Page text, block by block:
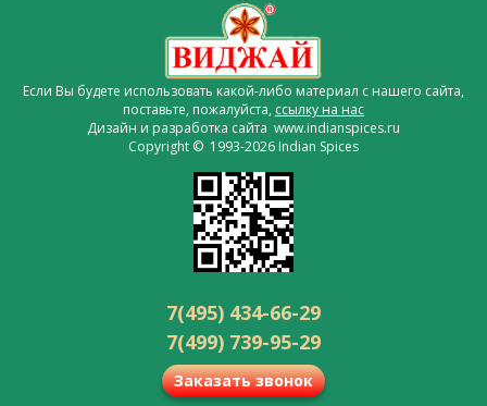
Если Вы будете использовать какой-либо материал с нашего сайта,
поставьте, пожалуйста, ссылку на нас
Дизайн и разработка сайта www.indianspices.ru
Copyright © 1993-2026 Indian Spices
7(495) 434-66-29
7(499) 739-95-29
Заказать звонок